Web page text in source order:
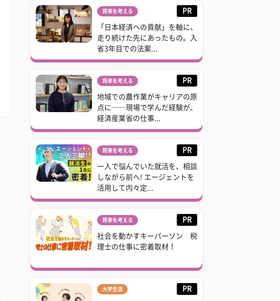
将来を考える PR
「日本経済への貢献」を軸に、
走り続けた先にあったもの。入
省3年目での法案...
将来を考える PR
地域での農作業がキャリアの原
点に──現場で学んだ経験が、
経済産業省の仕事...
将来を考える PR
一人で悩んでいた就活を、相談
しながら前へ! エージェントを
活用して内々定...
将来を考える PR
社会を動かすキーパーソン 税
理士の仕事に密着取材！
大学生活 PR